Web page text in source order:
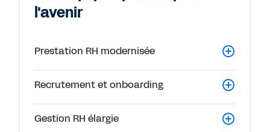
l'avenir
Prestation RH modernisée
Recrutement et onboarding
Gestion RH élargie